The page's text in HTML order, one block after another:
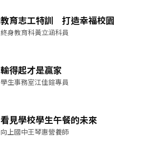
教育志工特訓 打造幸福校園
終身教育科黃立涵科員
輸得起才是贏家
學生事務室江佳鍹專員
看見學校學生午餐的未來
向上國中王琴惠營養師